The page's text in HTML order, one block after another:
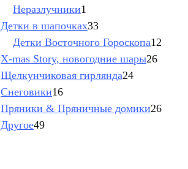
Неразлучники1
товар
Детки в шапочках3333
товара
Детки Восточного Гороскопа12
X-mas Story, новогодние шары2626
Щелкунчиковая гирлянда2424
Снеговики1616
товаров
Пряники & Пряничные домики2626
Другое4949